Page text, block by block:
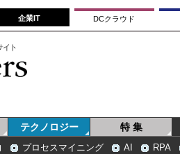
企業IT DCクラウド
イト
テクノロジー 特 集
プロセスマイニング AI RPA